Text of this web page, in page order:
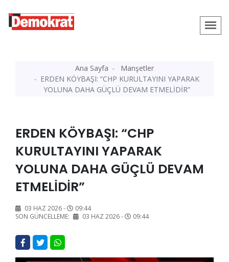
Ana Sayfa
Manşetler
ERDEN KÖYBAŞI: “CHP KURULTAYINI YAPARAK
YOLUNA DAHA GÜÇLÜ DEVAM ETMELİDİR”
ERDEN KÖYBAŞI: “CHP
KURULTAYINI YAPARAK
YOLUNA DAHA GÜÇLÜ DEVAM
ETMELİDİR”
03 HAZ 2026 -
09:44
SON GÜNCELLEME:
03 HAZ 2026 - 09:44